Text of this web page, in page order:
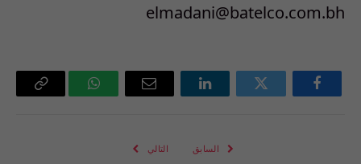
elmadani@batelco.com.bh
فيسبوك تويتر لينكدإن
البريد
واتساب Copy
السابق التالي